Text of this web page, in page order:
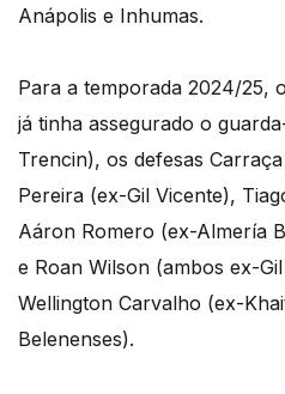
Anápolis e Inhumas.
Para a temporada 2024/25,
já tinha assegurado o
Trencin), os defesas
Pereira (ex-Gil Vicente),
Aáron Romero (ex-Almería
e Roan Wilson (ambos ex-
Wellington Carvalho (ex-
Belenenses).